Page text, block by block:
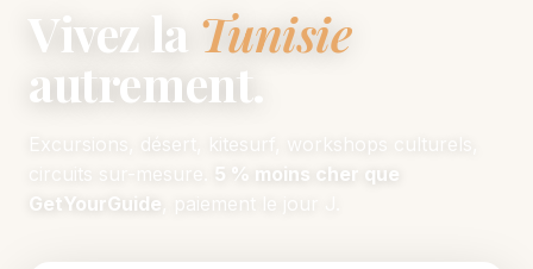
Vivez la Tunisie
autrement.
Excursions, désert, kitesurf, workshops culturels,
circuits sur-mesure. 5 % moins cher que
GetYourGuide , paiement le jour J.